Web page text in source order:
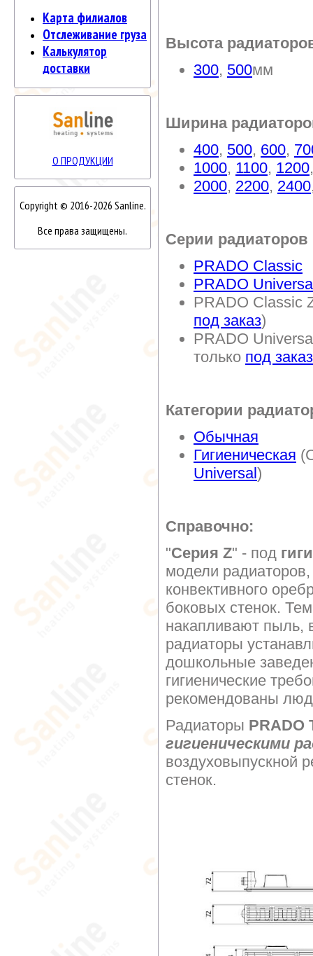
Карта филиалов
Отслеживание груза
Калькулятор
доставки
О ПРОДУКЦИИ
Copyright © 2016-2026 Sanline.
Все права защищены.
Высота
300, 500мм
Ширина
400, 500, 600,
1000, 1100, 1200
2000, 2200, 2400
Серии
PRADO Classic
PRADO
PRADO Classic
под заказ)
PRADO
только под заказ
Категории
Обычная
Гигиеническая
Universal)
Справочно:
"Серия Z" - под
модели
конвективного
боковых стенок.
накапливают пыль,
радиаторы
дошкольные
гигиенические
рекомендованы
Радиаторы PRADO
гигиеническими
воздуховыпускной
стенок.